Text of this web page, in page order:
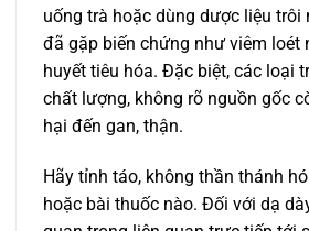
uống trà hoặc dùng dược liệu trôi
đã gặp biến chứng như viêm loét
huyết tiêu hóa. Đặc biệt, các loại
chất lượng, không rõ nguồn gốc
hại đến gan, thận.
Hãy tỉnh táo, không thần thánh
hoặc bài thuốc nào. Đối với dạ